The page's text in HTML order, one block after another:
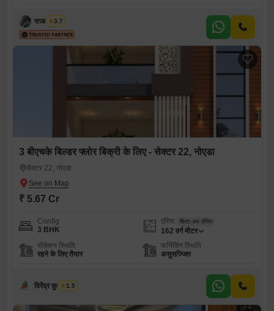
राजवीर सिंघ
3.7
3 बीएचके बिल्डर फ्लोर बिक्री के लिए - सेक्टर 22, नोएडा
सेक्टर 22, नोएडा
₹ 5.67 Cr
Config
3 BHK
एरिया बिल्ट-अप एरिया
162 वर्ग मीटर
पॉसेशन स्थिति
रहने के लिए तैयार
फर्निशिंग स्थिति
असुसज्जित
विरेंद्र कुमार शर्मा
1.5